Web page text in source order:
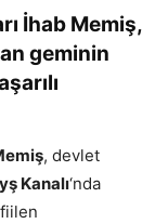
İhab Memiş,
geminin
, devlet
Kanalı‘nda
fiilen